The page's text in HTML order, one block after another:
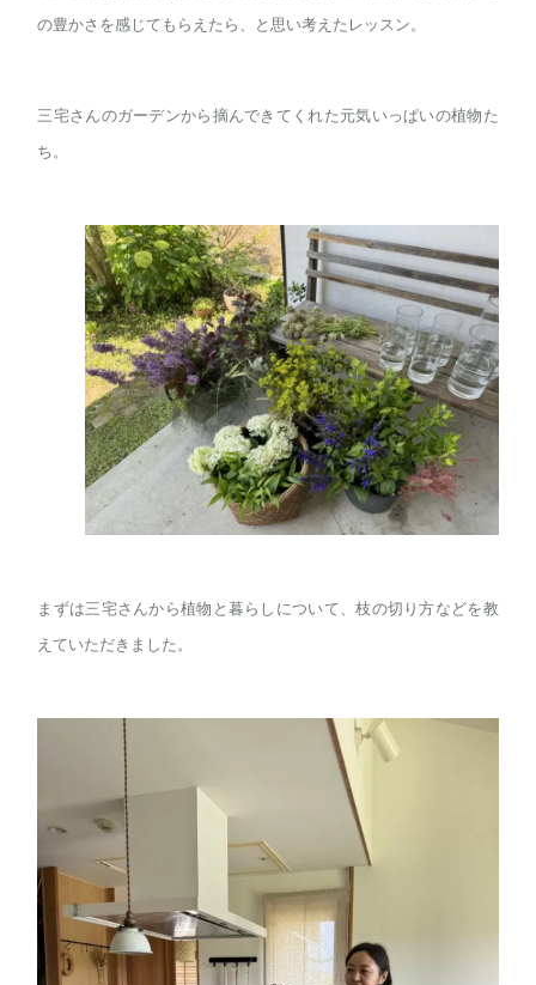
の豊かさを感じてもらえたら、と思い考えたレッスン。
三宅さんのガーデンから摘んできてくれた元気いっぱいの植物た
ち。
まずは三宅さんから植物と暮らしについて、枝の切り方などを教
えていただきました。